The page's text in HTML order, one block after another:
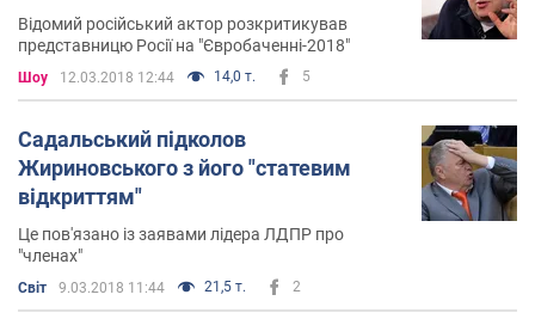
Відомий російський актор розкритикував
представницю Росії на "Євробаченні-2018"
Шоу 12.03.2018 12:44 14,0 т. 5
Садальський підколов
Жириновського з його "статевим
відкриттям"
Це пов'язано із заявами лідера ЛДПР про
"членах"
Світ 9.03.2018 11:44 21,5 т. 2